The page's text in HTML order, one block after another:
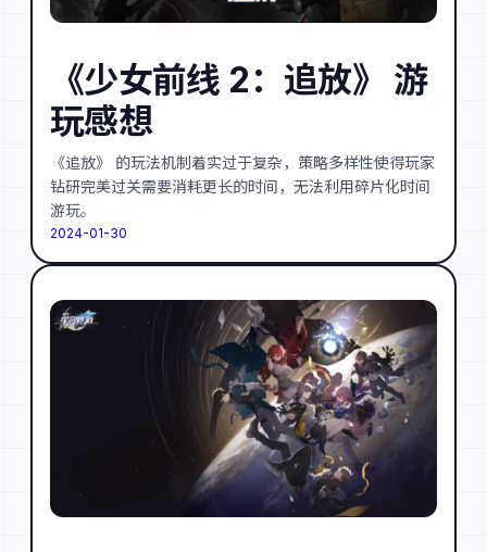
《少女前线 2：追放》 游
玩感想
《追放》 的玩法机制着实过于复杂，策略多样性使得玩家
钻研完美过关需要消耗更长的时间，无法利用碎片化时间
游玩。
2024-01-30